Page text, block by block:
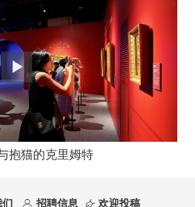
抱猫的克里姆特
们 招聘信息 欢迎投稿